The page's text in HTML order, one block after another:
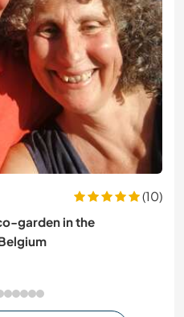
(10)
garden in the